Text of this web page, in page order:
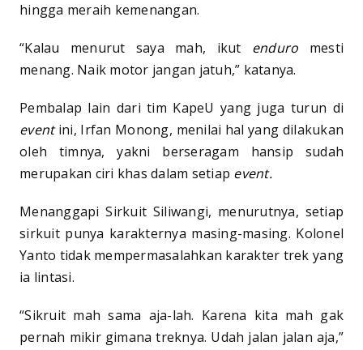
hingga meraih kemenangan.
“Kalau menurut saya mah, ikut enduro mesti
menang. Naik motor jangan jatuh,” katanya.
Pembalap lain dari tim KapeU yang juga turun di
eventini, Irfan Monong, menilai hal yang dilakukan
oleh timnya, yakni berseragam hansip sudah
merupakan ciri khas dalam setiap event.
Menanggapi Sirkuit Siliwangi, menurutnya, setiap
sirkuit punya karakternya masing-masing. Kolonel
Yanto tidak mempermasalahkan karakter trek yang
ia lintasi.
“Sikruit mah sama aja-lah. Karena kita mah gak
pernah mikir gimana treknya. Udah jalan jalan aja,”